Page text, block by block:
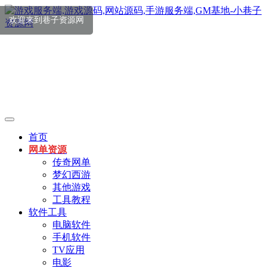
首页
网单资源
传奇网单
梦幻西游
其他游戏
工具教程
软件工具
电脑软件
手机软件
TV应用
电影